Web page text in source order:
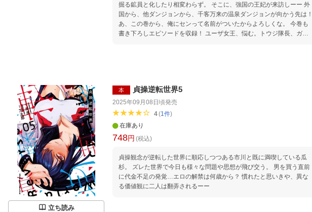
掘る鉱員と化したり相変わらず。 そこに、強国の王妃が来訪しーー 外
国から、他ダンジョンから、千客万来の温泉ダンジョンが向かう先は！
あ、この巻から、俺にセンって名前がついたからよろしくな。 今巻も
書き下ろしエピソードを収録！ ユーザ女王、悩む。トウジ隊長、ガチ
立ち読み
本 貞操逆転世界5
2025年09月08日頃発売
4(1件)
在庫あり
748円 (税込)
貞操観念が逆転した世界に順応しつつある市川と既に満喫している瓜
杉。 ズレた世界で今日も様々な問題や思想が飛び交う。 男を買う直前
に代金不足の発覚…エロの解禁は何歳から？ 慣れたと思いきや、異な
る価値観に二人は翻弄されるーー